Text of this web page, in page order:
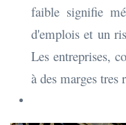
faible signifie
d'emplois et un
Les entreprises,
à des marges tres